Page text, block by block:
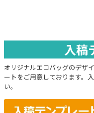
入稿
オリジナルエコバッグのデザ
ートをご用意しております。
い。